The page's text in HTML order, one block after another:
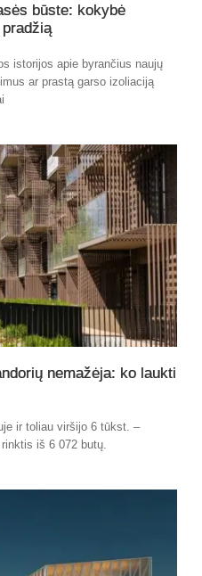
būste: kokybė
istorijos apie byrančius naujų
ar prastą garso izoliaciją
nemažėja: ko laukti
ir toliau viršijo 6 tūkst. –
iš 6 072 butų.